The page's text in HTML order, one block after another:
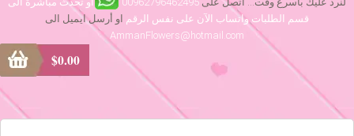
قسم الطلبات واتساب الآن على نفس الرقم او أرسل ايميل الى
AmmanFlowers@hotmail.com
$0.00